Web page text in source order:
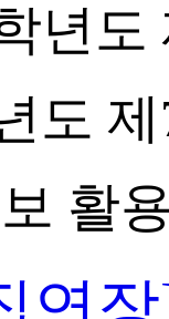
년도
도 제
활